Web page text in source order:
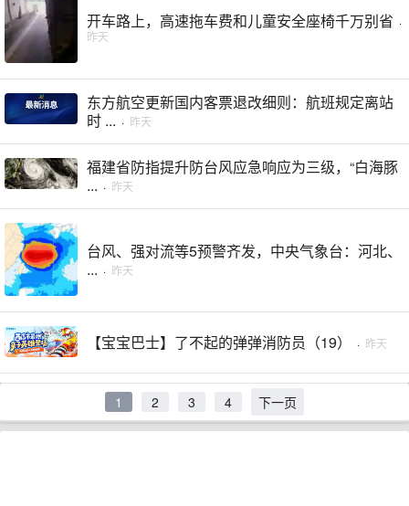
开车路上，高速拖车费和儿童安全座椅千万别省 ·
昨天
东方航空更新国内客票退改细则：航班规定离站
时 ... · 昨天
福建省防指提升防台风应急响应为三级，“白海豚
... · 昨天
台风、强对流等5预警齐发，中央气象台：河北、
... · 昨天
【宝宝巴士】了不起的弹弹消防员（19） · 昨天
1 2 3 4 下一页